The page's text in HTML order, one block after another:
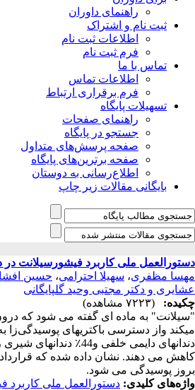
راهنمای داوران
ثبت نام و اشتراک
اطلاعات ثبت نام
فرم ثبت نام
تماس با ما
اطلاعات تماس
فرم برقراری ارتباط
تسهیلات پایگاه
راهنمای صفحات
جستجو در پایگاه
صفحه پرسش‌های متداول
صفحه برترین‌های پایگاه
اطلاع‌رسانی به دوستان
بایگانی مقالات زیر چاپ
دستورالعمل ملی کاربرد فیشورسیلانت در
مهسا مظفری، سهیلا احترامی، حسین
عشایری و دکتر مجتبی وحید گلپایگانی
چکیده:
(۷۲۲۳ مشاهده)
"سیلانت" به ماده ای گفته می شود که
دندانهای دایمی
بروز پوسیدگی می شود.
واژه‌های کلیدی: دستورالعمل ملی کاربرد